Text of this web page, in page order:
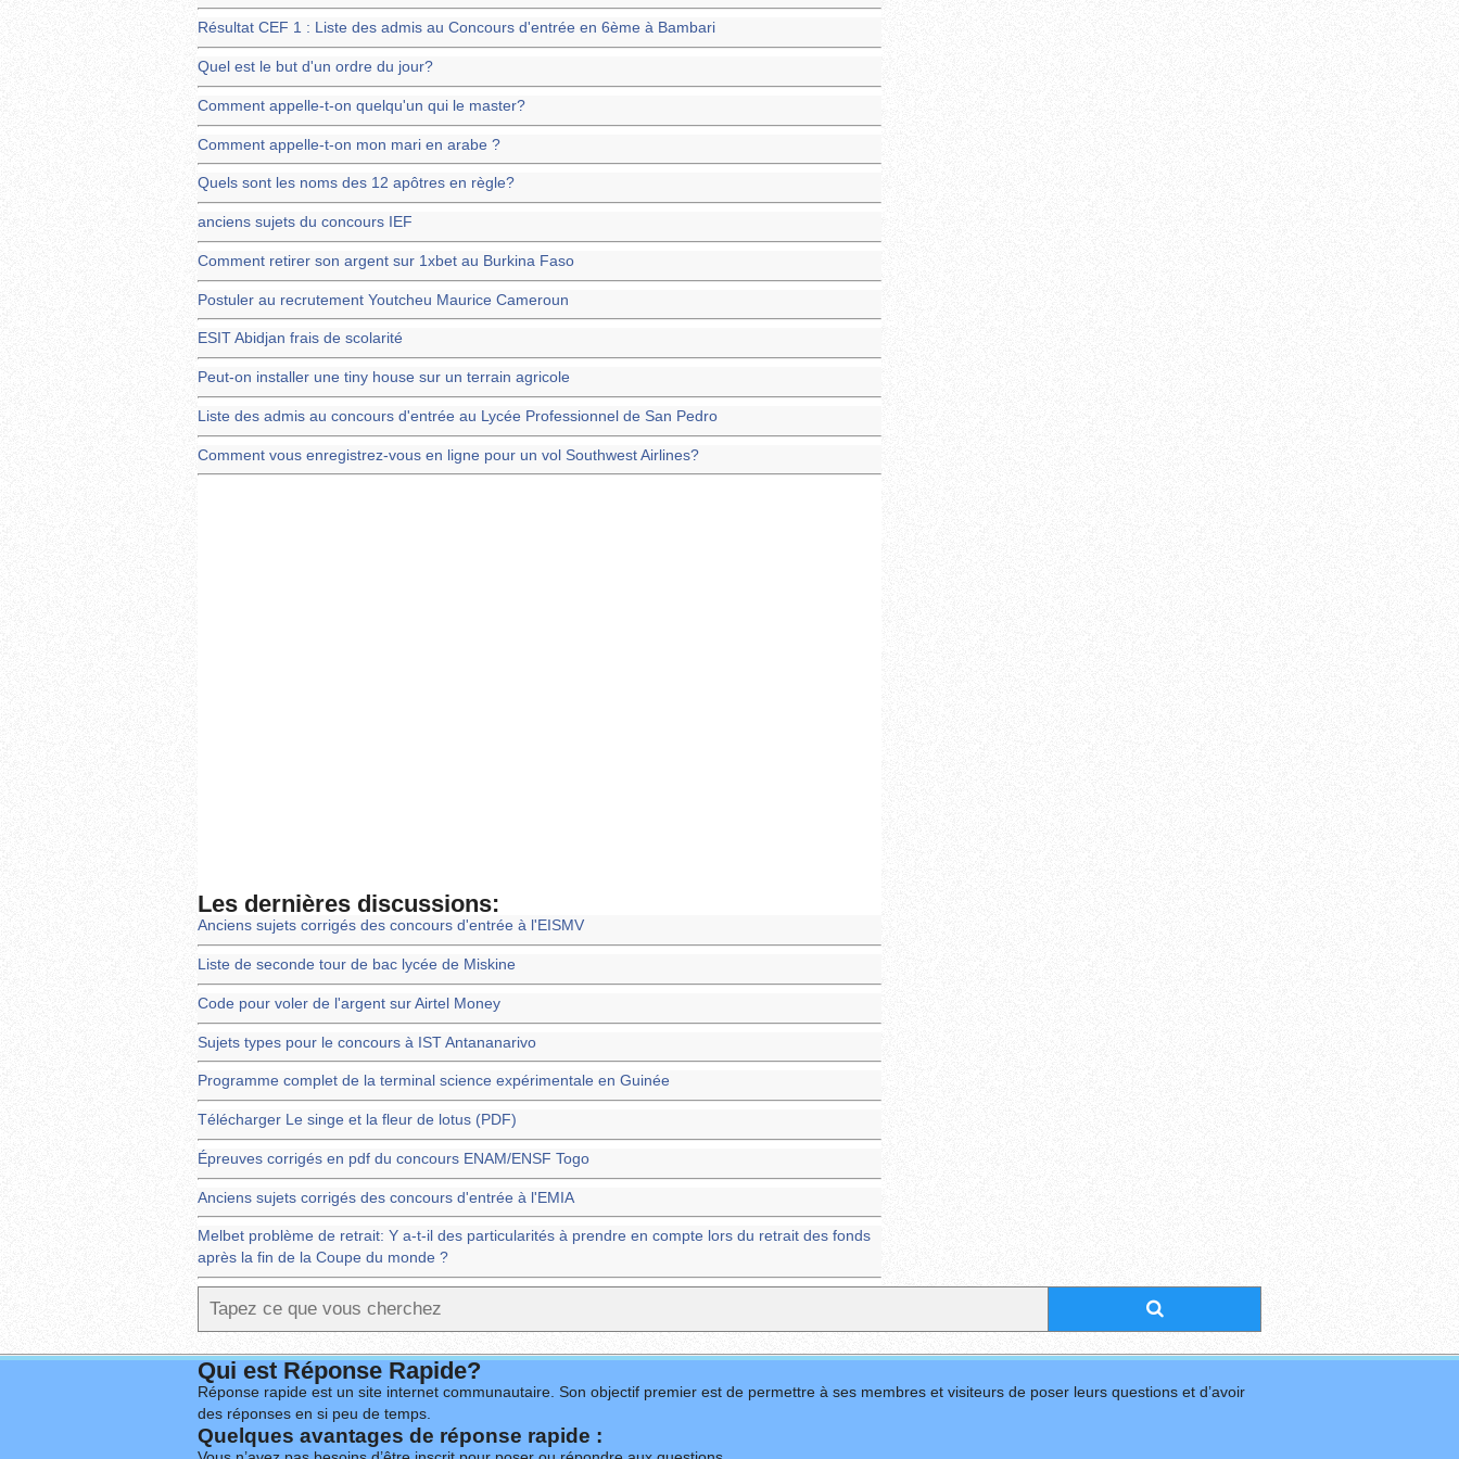
Résultat CEF 1 : Liste des admis au Concours d'entrée en 6ème à Bambari
Quel est le but d'un ordre du jour?
Comment appelle-t-on quelqu'un qui le master?
Comment appelle-t-on mon mari en arabe ?
Quels sont les noms des 12 apôtres en règle?
anciens sujets du concours IEF
Comment retirer son argent sur 1xbet au Burkina Faso
Postuler au recrutement Youtcheu Maurice Cameroun
ESIT Abidjan frais de scolarité
Peut-on installer une tiny house sur un terrain agricole
Liste des admis au concours d'entrée au Lycée Professionnel de San Pedro
Comment vous enregistrez-vous en ligne pour un vol Southwest Airlines?
Les dernières discussions:
Anciens sujets corrigés des concours d'entrée à l'EISMV
Liste de seconde tour de bac lycée de Miskine
Code pour voler de l'argent sur Airtel Money
Sujets types pour le concours à IST Antananarivo
Programme complet de la terminal science expérimentale en Guinée
Télécharger Le singe et la fleur de lotus (PDF)
Épreuves corrigés en pdf du concours ENAM/ENSF Togo
Anciens sujets corrigés des concours d'entrée à l'EMIA
Melbet problème de retrait: Y a-t-il des particularités à prendre en compte lors du retrait des fonds
après la fin de la Coupe du monde ?
Qui est Réponse Rapide?
Réponse rapide est un site internet communautaire. Son objectif premier est de permettre à ses membres et visiteurs de poser leurs questions et d’avoir
des réponses en si peu de temps.
Quelques avantages de réponse rapide :